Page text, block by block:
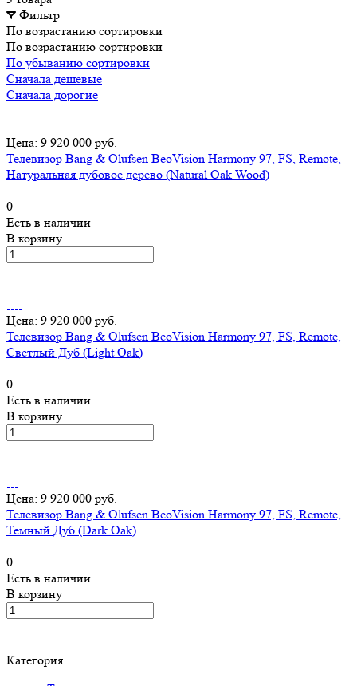
Фильтр
По возрастанию сортировки
По возрастанию сортировки
По убыванию сортировки
Сначала дешевые
Сначала дорогие
Цена: 9 920 000 руб.
Телевизор Bang & Olufsen BeoVision Harmony 97, FS, Remote,
Натуральная дубовое дерево (Natural Oak Wood)
0
Есть в наличии
В корзину
Цена: 9 920 000 руб.
Телевизор Bang & Olufsen BeoVision Harmony 97, FS, Remote,
Светлый Дуб (Light Oak)
0
Есть в наличии
В корзину
Цена: 9 920 000 руб.
Телевизор Bang & Olufsen BeoVision Harmony 97, FS, Remote,
Темный Дуб (Dark Oak)
0
Есть в наличии
В корзину
Категория